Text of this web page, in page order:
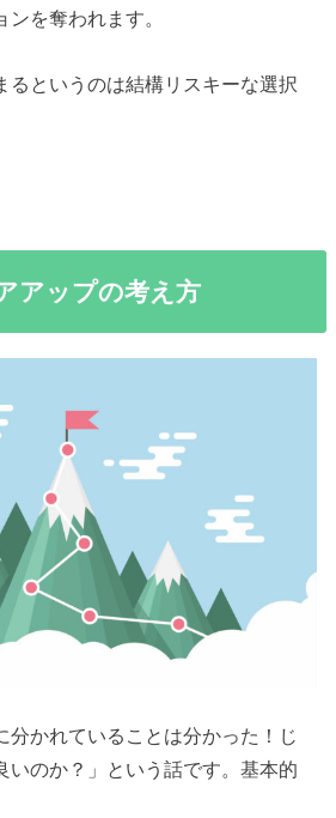
を奪われます。
るというのは結構リスキーな選択
アップの考え方
分かれていることは分かった！じ
いのか？」という話です。基本的